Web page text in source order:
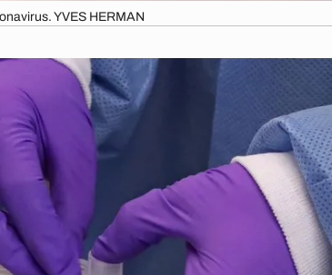
YVES HERMAN